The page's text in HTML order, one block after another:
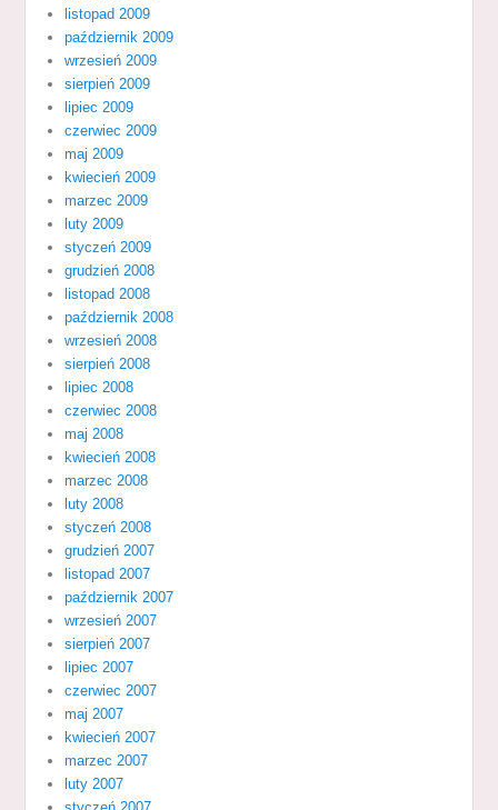
listopad 2009
październik 2009
wrzesień 2009
sierpień 2009
lipiec 2009
czerwiec 2009
maj 2009
kwiecień 2009
marzec 2009
luty 2009
styczeń 2009
grudzień 2008
listopad 2008
październik 2008
wrzesień 2008
sierpień 2008
lipiec 2008
czerwiec 2008
maj 2008
kwiecień 2008
marzec 2008
luty 2008
styczeń 2008
grudzień 2007
listopad 2007
październik 2007
wrzesień 2007
sierpień 2007
lipiec 2007
czerwiec 2007
maj 2007
kwiecień 2007
marzec 2007
luty 2007